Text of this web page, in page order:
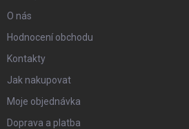
O nás
Hodnocení obchodu
Kontakty
Jak nakupovat
Moje objednávka
Doprava a platba